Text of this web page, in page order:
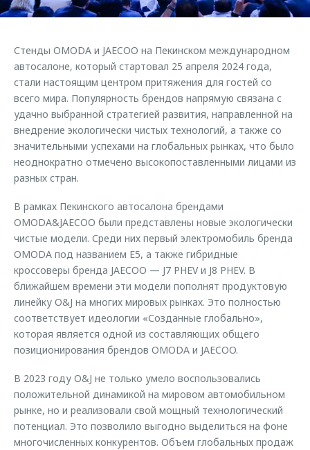
Страхование
Аксессуары
Одежда и сувениры
Оригинальные аксессуары
Запчасти
Трейд-ин
Калькулятор трейд-ин
Клиентская поддержка
Клуб владельцев OMODA
Приложение O&J
Аксессуары
Одежда и сувениры
Оригинальные аксессуары
Запчасти
Обратная связь
Стенды OMODA и JAECOO на Пекинском международном
автосалоне, который стартовал 25 апреля 2024 года,
стали настоящим центром притяжения для гостей со
всего мира. Популярность брендов напрямую связана с
удачно выбранной стратегией развития, направленной на
внедрение экологически чистых технологий, а также со
значительными успехами на глобальных рынках, что было
неоднократно отмечено высокопоставленными лицами из
разных стран.
В рамках Пекинского автосалона брендами
OMODA&JAECOO были представлены новые экологически
чистые модели. Среди них первый электромобиль бренда
OMODA под названием E5, а также гибридные
кроссоверы бренда JAECOO — J7 PHEV и J8 PHEV. В
ближайшем времени эти модели пополнят продуктовую
линейку O&J на многих мировых рынках. Это полностью
соответствует идеологии «Созданные глобально»,
которая является одной из составляющих общего
позиционирования брендов OMODA и JAECOO.
В 2023 году O&J не только умело воспользовались
положительной динамикой на мировом автомобильном
рынке, но и реализовали свой мощный технологический
потенциал. Это позволило выгодно выделиться на фоне
многочисленных конкурентов. Объем глобальных продаж